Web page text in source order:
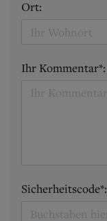
Ort:
Ihr Kommentar*:
Sicherheitscode*: